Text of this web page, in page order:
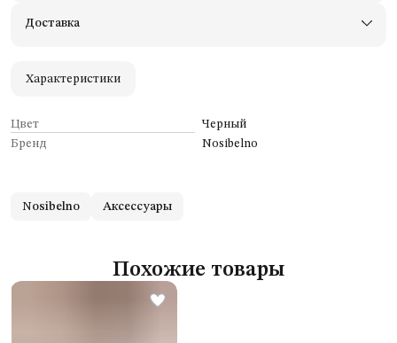
Оплата — картой, СБП или наличными
Доставка
Характеристики
Цвет
Черный
Бренд
Nosibelno
Nosibelno Аксессуары
Похожие товары